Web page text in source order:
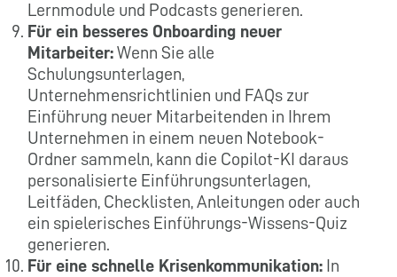
Lernmodule und Podcasts generieren.
Für ein besseres Onboarding neuer
Mitarbeiter: Wenn Sie alle
Schulungsunterlagen,
Unternehmensrichtlinien und FAQs zur
Einführung neuer Mitarbeitenden in Ihrem
Unternehmen in einem neuen Notebook-
Ordner sammeln, kann die Copilot-KI daraus
personalisierte Einführungsunterlagen,
Leitfäden, Checklisten, Anleitungen oder auch
ein spielerisches Einführungs-Wissens-Quiz
generieren.
Für eine schnelle Krisenkommunikation: In